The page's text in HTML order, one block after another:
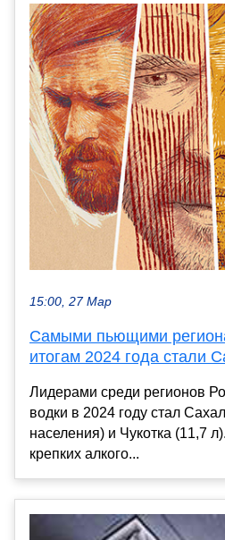
15:00, 27 Мар
Самыми пьющими
итогам 2024 года стали
Лидерами среди регионов
водки в 2024 году стал
населения) и Чукотка (11,7
крепких алкого...